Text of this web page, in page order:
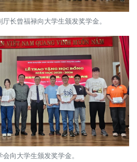
长曾福禄向大学生颁发奖学金。
向大学生颁发奖学金。